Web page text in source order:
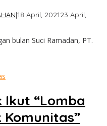
|18 April, 202123 April,
bulan Suci Ramadan, PT.
“Lomba